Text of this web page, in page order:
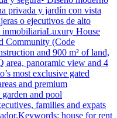
privada y jardín con vista
o ejecutivos de alto
inmobiliariaLuxury House
Community (Code
and 900 m² of land,
area, panoramic view and 4
most exclusive gated
and premium
and pool
families and expats
house for rent